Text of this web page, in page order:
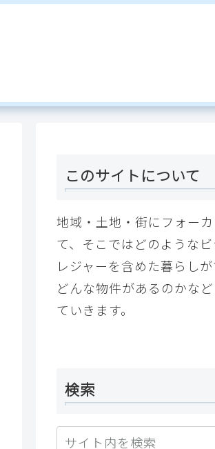
このサイトについて
地域・土地・街にフォー
て、そこではどのようなビ
レジャーを含めた暮らし
どんな物件があるのかな
ていきます。
検索